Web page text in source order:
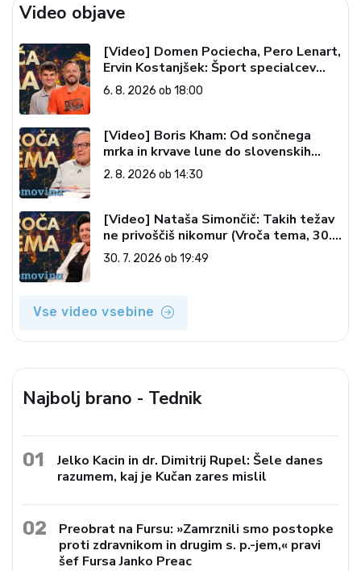
Video objave
[Video] Domen Pociecha, Pero Lenart,
Ervin Kostanjšek: Šport specialcev
(Vroča tema, 6. 8. 2026)
6. 8. 2026 ob 18:00
[Video] Boris Kham: Od sončnega
mrka in krvave lune do slovenskih
pečatov v vesolju (Vroča tema, 2. 8.
2026)
2. 8. 2026 ob 14:30
[Video] Nataša Simončič: Takih težav
ne privoščiš nikomur (Vroča tema, 30.
7. 2026)
30. 7. 2026 ob 19:49
Vse video vsebine
Najbolj brano - Tednik
01
Jelko Kacin in dr. Dimitrij Rupel: Šele danes
razumem, kaj je Kučan zares mislil
02
Preobrat na Fursu: »Zamrznili smo postopke
proti zdravnikom in drugim s. p.-jem,« pravi
šef Fursa Janko Preac